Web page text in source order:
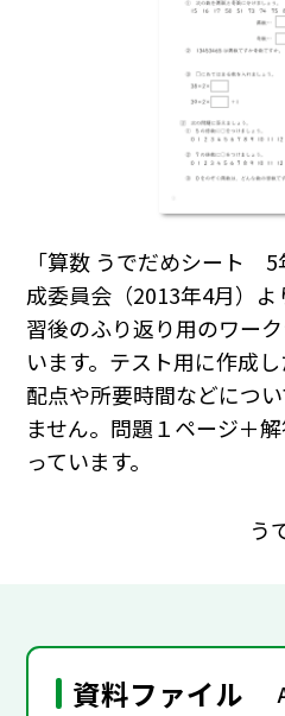
「算数 うでだめシート
成委員会（2013年4月）
習後のふり返り用のワー
います。テスト用に作成し
配点や所要時間などにつ
ません。問題１ページ＋
っています。
う
資料ファイル